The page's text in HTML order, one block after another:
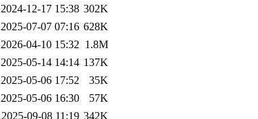
2024-12-17 15:38 302K
2025-07-07 07:16 628K
2026-04-10 15:32 1.8M
2025-05-14 14:14 137K
2025-05-06 17:52
35K
2025-05-06 16:30
57K
2025-09-08 11:19 342K